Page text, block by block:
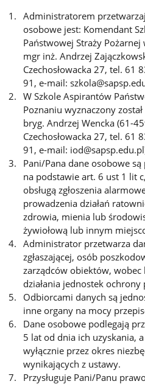
Administratorem
osobowe jest: Komendant
Państwowej Straży
mgr inż. Andrzej
Czechosłowacka 27, tel. 61
91, e-mail:
W Szkole Aspirantów
Poznaniu wyznaczony
bryg. Andrzej Wencka (61-
Czechosłowacka 27, tel. 61
91, e-mail:
Pani/Pana dane osobowe
na podstawie art. 6 ust 1 lit
obsługą zgłoszenia
prowadzenia działań
zdrowia, mienia lub
żywiołową lub innym
Administrator przetwarza
zgłaszającej, osób
zarządców obiektów,
działania jednostek
Odbiorcami danych są
inne organy na mocy
Dane osobowe podlegają
5 lat od dnia ich uzyskania,
wyłącznie przez okres
wynikających z ustawy.
Przysługuje Pani/Panu